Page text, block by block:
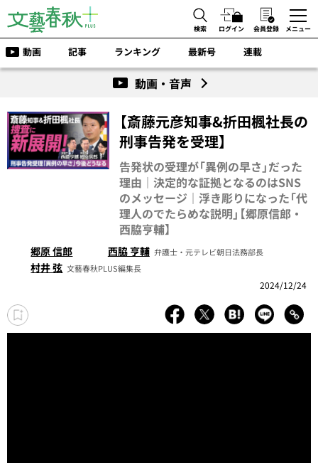
検索 ログイン 会員登録 メニュー
動画 記事 ランキング 最新号 連載
動画・音声
【斎藤元彦知事&折田楓社長の
刑事告発を受理】
告発状の受理が「異例の早さ」だった
理由｜決定的な証拠となるのはSNS
のメッセージ｜浮き彫りになった「代
理人のでたらめな説明」【郷原信郎・
西脇亨輔】
郷原 信郎 西脇 亨輔 弁護士・元テレビ朝日法務部長
村井 弦 文藝春秋PLUS編集長
2024/12/24